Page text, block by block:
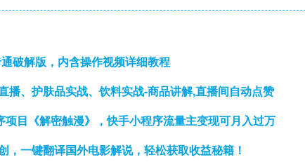
破解版，内含操作视频详细教程
播、护肤品实战、饮料实战-商品讲解,直播间自动点赞
目《解密触漫》，快手小程序流量主变现可月入过万
，一键翻译国外电影解说，轻松获取收益秘籍！